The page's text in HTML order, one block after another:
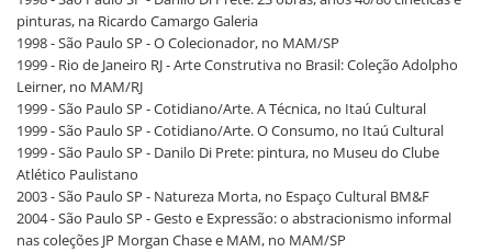
pinturas, na Ricardo Camargo Galeria
1998 - São Paulo SP - O Colecionador, no MAM/SP
1999 - Rio de Janeiro RJ - Arte Construtiva no Brasil: Coleção Adolpho
Leirner, no MAM/RJ
1999 - São Paulo SP - Cotidiano/Arte. A Técnica, no Itaú Cultural
1999 - São Paulo SP - Cotidiano/Arte. O Consumo, no Itaú Cultural
1999 - São Paulo SP - Danilo Di Prete: pintura, no Museu do Clube
Atlético Paulistano
2003 - São Paulo SP - Natureza Morta, no Espaço Cultural BM&F
2004 - São Paulo SP - Gesto e Expressão: o abstracionismo informal
nas coleções JP Morgan Chase e MAM, no MAM/SP